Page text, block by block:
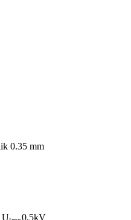
0.35 mm
U
0,5kV